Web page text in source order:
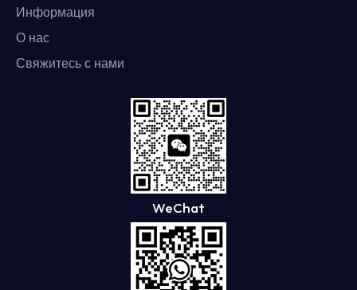
Информация
О нас
Свяжитесь с нами
WeChat